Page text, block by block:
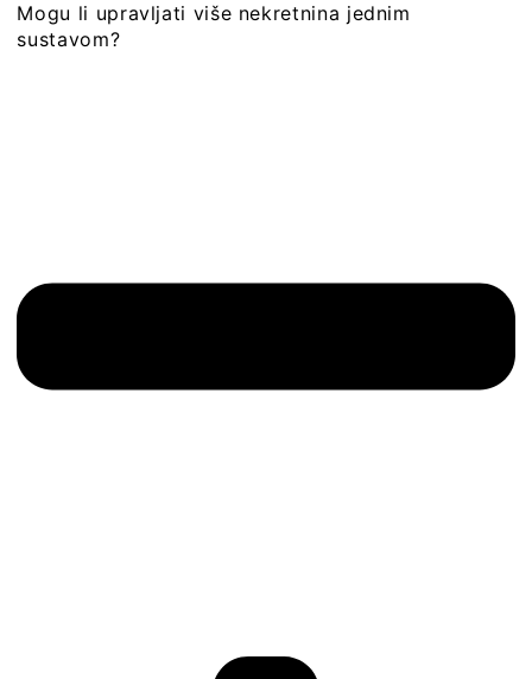
Mogu li upravljati više nekretnina jednim
sustavom?